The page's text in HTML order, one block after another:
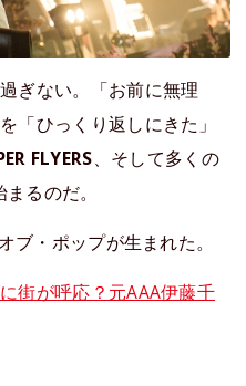
ぎない。「お前に無理
「ひっくり返しにきた」
FLYERS、そして多くの
るのだ。
・ポップが生まれた。
街が呼応？元AAA伊藤千